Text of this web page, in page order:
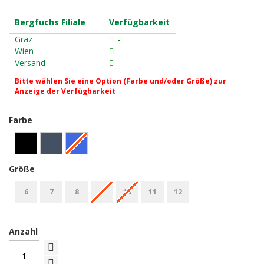
Bergfuchs Filiale
Verfügbarkeit
Graz
-
Wien
-
Versand
-
Bitte wählen Sie eine Option (Farbe und/oder Größe) zur
Anzeige der Verfügbarkeit
Farbe
Größe
6 7 8 9 10 11 12
Anzahl